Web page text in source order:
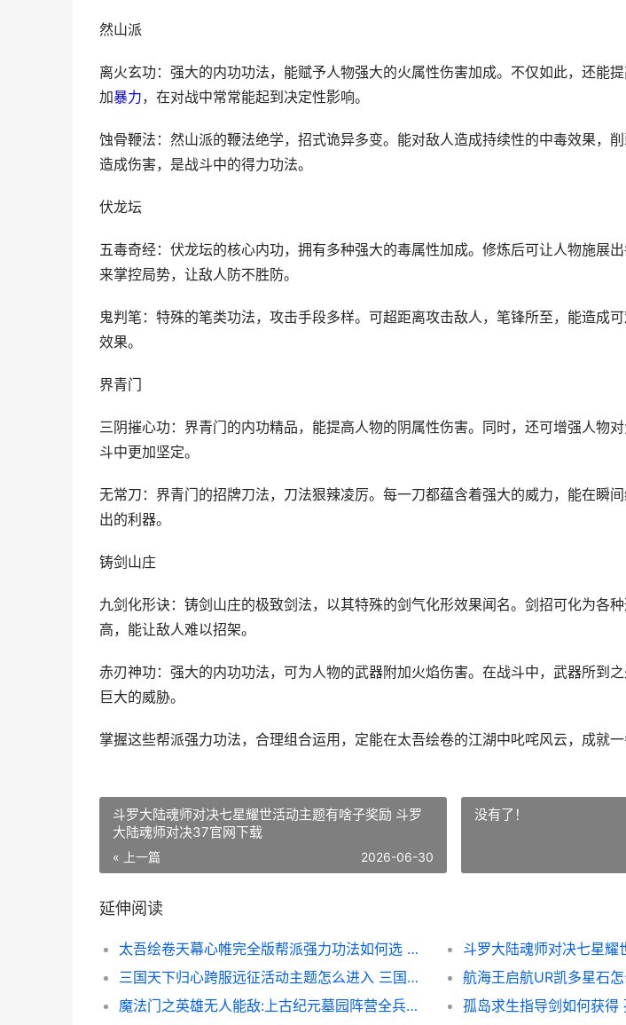
然山派
离火玄功：强大的内功功法，能赋予人物强大的火属性伤害加成。不仅如此，还能
加暴力，在对战中常常能起到决定性影响。
蚀骨鞭法：然山派的鞭法绝学，招式诡异多变。能对敌人造成持续性的中毒效果，
造成伤害，是战斗中的得力功法。
伏龙坛
五毒奇经：伏龙坛的核心内功，拥有多种强大的毒属性加成。修炼后可让人物施展
来掌控局势，让敌人防不胜防。
鬼判笔：特殊的笔类功法，攻击手段多样。可超距离攻击敌人，笔锋所至，能造成
效果。
界青门
三阴摧心功：界青门的内功精品，能提高人物的阴属性伤害。同时，还可增强人物
斗中更加坚定。
无常刀：界青门的招牌刀法，刀法狠辣凌厉。每一刀都蕴含着强大的威力，能在瞬
出的利器。
铸剑山庄
九剑化形诀：铸剑山庄的极致剑法，以其特殊的剑气化形效果闻名。剑招可化为各
高，能让敌人难以招架。
赤刃神功：强大的内功功法，可为人物的武器附加火焰伤害。在战斗中，武器所到
巨大的威胁。
掌握这些帮派强力功法，合理组合运用，定能在太吾绘卷的江湖中叱咤风云，成就一
斗罗大陆魂师对决七星耀世活动主题有啥子奖励 斗罗
大陆魂师对决37官网下载
« 上一篇 2026-06-30
没有了！
延伸阅读
太吾绘卷天幕心帷完全版帮派强力功法如何选 太吾绘卷天幕心帷
三国天下归心跨服远征活动主题怎么进入 三国志天下归心
魔法门之英雄无人能敌:上古纪元墓园阵营全兵种有哪些特征 魔法门之英雄无敌3秘籍
孤岛求生指导剑如何获得